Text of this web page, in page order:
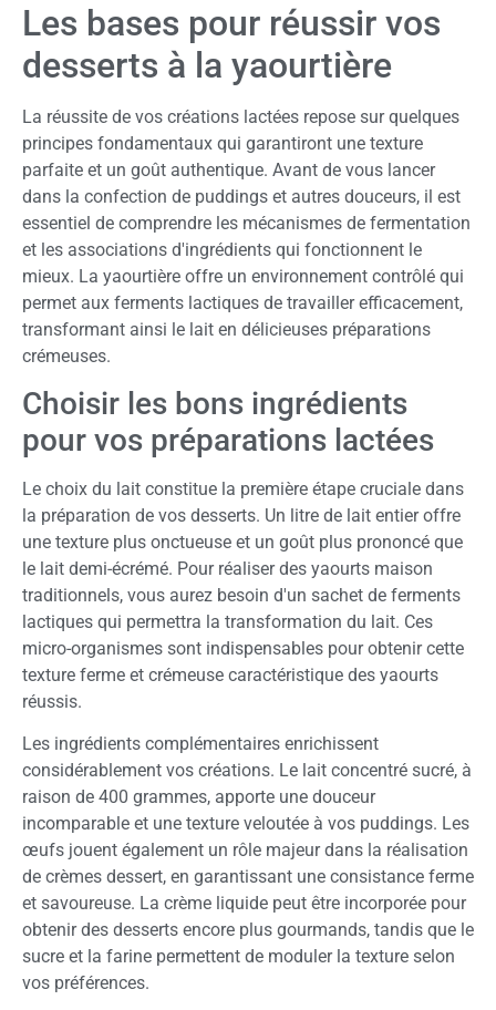
Les bases pour réussir vos
desserts à la yaourtière
La réussite de vos créations lactées repose sur quelques
principes fondamentaux qui garantiront une texture
parfaite et un goût authentique. Avant de vous lancer
dans la confection de puddings et autres douceurs, il est
essentiel de comprendre les mécanismes de fermentation
et les associations d'ingrédients qui fonctionnent le
mieux. La yaourtière offre un environnement contrôlé qui
permet aux ferments lactiques de travailler efficacement,
transformant ainsi le lait en délicieuses préparations
crémeuses.
Choisir les bons ingrédients
pour vos préparations lactées
Le choix du lait constitue la première étape cruciale dans
la préparation de vos desserts. Un litre de lait entier offre
une texture plus onctueuse et un goût plus prononcé que
le lait demi-écrémé. Pour réaliser des yaourts maison
traditionnels, vous aurez besoin d'un sachet de ferments
lactiques qui permettra la transformation du lait. Ces
micro-organismes sont indispensables pour obtenir cette
texture ferme et crémeuse caractéristique des yaourts
réussis.
Les ingrédients complémentaires enrichissent
considérablement vos créations. Le lait concentré sucré, à
raison de 400 grammes, apporte une douceur
incomparable et une texture veloutée à vos puddings. Les
œufs jouent également un rôle majeur dans la réalisation
de crèmes dessert, en garantissant une consistance ferme
et savoureuse. La crème liquide peut être incorporée pour
obtenir des desserts encore plus gourmands, tandis que le
sucre et la farine permettent de moduler la texture selon
vos préférences.